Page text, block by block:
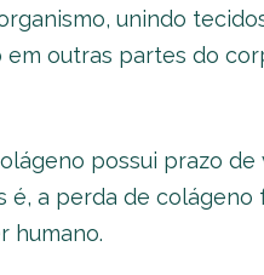
unindo
outras partes do
possui prazo
é, a perda de
humano.